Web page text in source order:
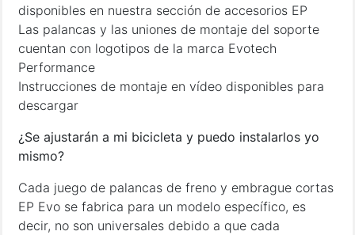
disponibles en nuestra sección de accesorios EP
Las palancas y las uniones de montaje del soporte
cuentan con logotipos de la marca Evotech
Performance
Instrucciones de montaje en vídeo disponibles para
descargar
¿Se ajustarán a mi bicicleta y puedo instalarlos yo
mismo?
Cada juego de palancas de freno y embrague cortas
EP Evo se fabrica para un modelo específico, es
decir, no son universales debido a que cada